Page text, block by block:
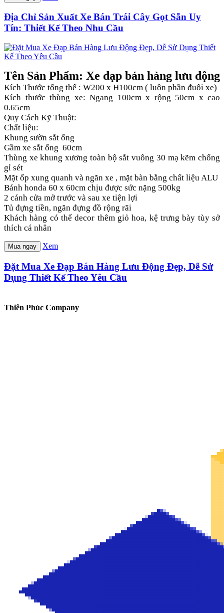
Địa Chỉ Sản Xuất Xe Bán Trái Cây Gọt Sẵn Uy
Tín: Thiết Kế Theo Nhu Cầu
Tên Sản Phẩm: Xe đạp bán hàng lưu động
Kích Thước tổng thể : W200 x H100cm ( luôn phần đuôi xe)
Kích thước thùng xe: Ngang 100cm x rộng 50cm x cao
0.65cm
Quy Cách Kỹ Thuật:
Chất liệu:
Khung sườn sắt ống
Gầm xe sắt ống 60cm
Thùng xe khung xương toàn bộ sắt vuông 30 mạ kẽm chống
gỉ sét
Mặt ốp xung quanh và ngăn xe , mặt bàn bằng chất liệu ALU
Bánh honda 60 x 60cm chịu được sức nặng 500kg
2 cánh cửa mở trước và sau xe tiện lợi
Tủ đựng tiền, ngăn đựng đồ rộng rãi
Khách hàng có thể decor thêm giỏ hoa, kệ trưng bày tùy sở
thích cá nhân
Mua ngay Xem
Đặt Mua Xe Đạp Bán Hàng Lưu Động Đẹp, Dễ Sử
Dụng Thiết Kế Theo Yêu Cầu
Thiên Phúc Company